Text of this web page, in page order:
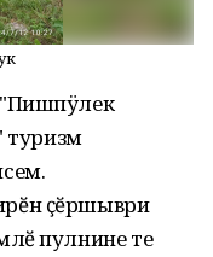
"Пишпÿлек
туризм
ҫӗршыври
пулнине те